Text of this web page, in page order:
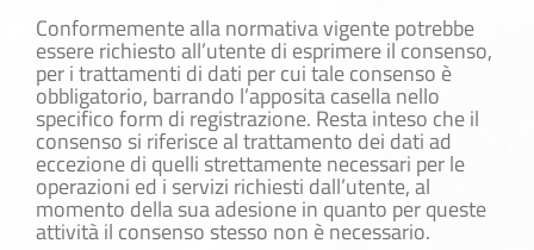
Conformemente alla normativa vigente potrebbe
essere richiesto all’utente di esprimere il consenso,
per i trattamenti di dati per cui tale consenso è
obbligatorio, barrando l’apposita casella nello
specifico form di registrazione. Resta inteso che il
consenso si riferisce al trattamento dei dati ad
eccezione di quelli strettamente necessari per le
operazioni ed i servizi richiesti dall’utente, al
momento della sua adesione in quanto per queste
attività il consenso stesso non è necessario.